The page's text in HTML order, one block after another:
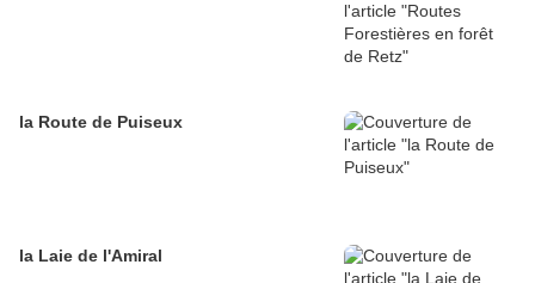
la Route de Puiseux
la Laie de l'Amiral